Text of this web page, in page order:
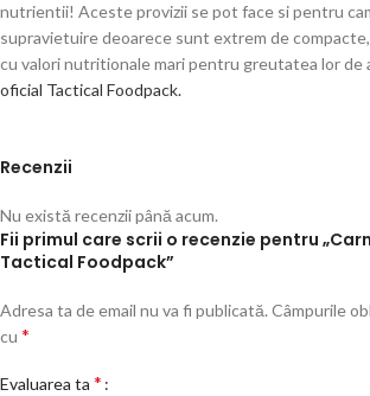
nutrientii! Aceste provizii se pot face si pentru
supravietuire deoarece sunt extrem de
cu valori nutritionale mari pentru greutatea lor de
oficial Tactical Foodpack.
Recenzii
Nu există recenzii până acum.
Fii primul care scrii o recenzie pentru
Tactical Foodpack”
Adresa ta de email nu va fi publicată. Câmpurile
cu *
Evaluarea ta *